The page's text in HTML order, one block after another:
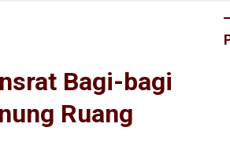
Bagi-bagi
Ruang